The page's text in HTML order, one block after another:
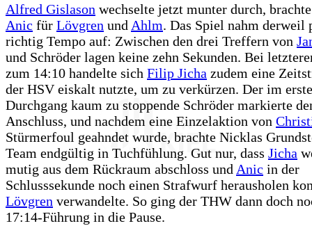
Alfred Gislason wechselte jetzt munter durch,
Anic für Lövgren und Ahlm. Das Spiel nahm derweil
richtig Tempo auf: Zwischen den drei Treffern von
und Schröder lagen keine zehn Sekunden. Bei
zum 14:10 handelte sich Filip Jicha zudem eine
der HSV eiskalt nutzte, um zu verkürzen. Der im
Durchgang kaum zu stoppende Schröder markierte
Anschluss, und nachdem eine Einzelaktion von
Stürmerfoul geahndet wurde, brachte Nicklas
Team endgültig in Tuchfühlung. Gut nur, dass Jicha
mutig aus dem Rückraum abschloss und Anic in der
Schlusssekunde noch einen Strafwurf herausholen
Lövgren verwandelte. So ging der THW dann doch
17:14-Führung in die Pause.